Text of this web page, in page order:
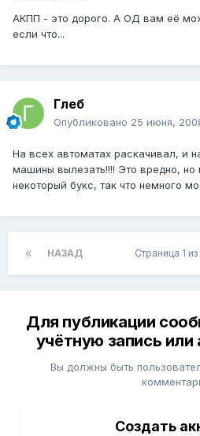
АКПП - это дорого. А ОД вам её
если что...
Глеб
Опубликовано 25 июня,
На всех автоматах раскачивал, и
машины вылезать!!!! Это вредно, но
некоторый букс, так что немного
НАЗАД Страница 1
Для публикации
учётную запись или
Вы должны быть
Создать